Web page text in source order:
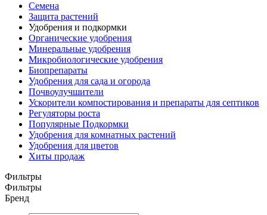
Семена
Защита растений
Удобрения и подкормки
Органические удобрения
Минеральные удобрения
Микробиологические удобрения
Биопрепараты
Удобрения для сада и огорода
Почвоулучшители
Ускорители компостирования и препараты для септиков
Регуляторы роста
Популярные Подкормки
Удобрения для комнатных растений
Удобрения для цветов
Хиты продаж
Фильтры
Фильтры
Бренд